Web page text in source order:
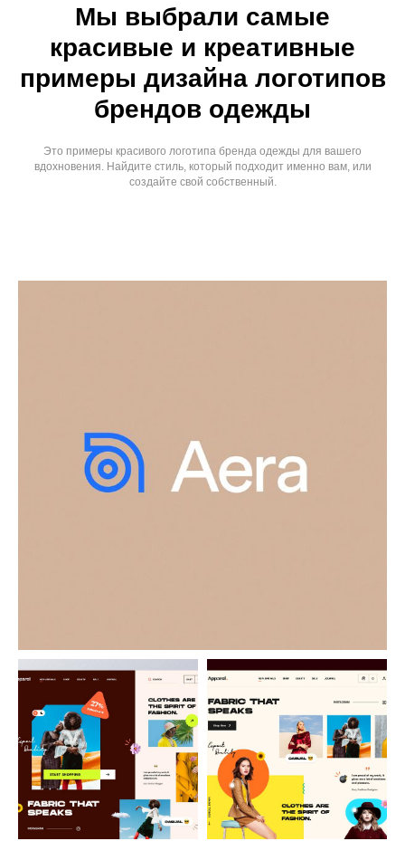
Мы выбрали самые
красивые и креативные
примеры дизайна логотипов
брендов одежды
Это примеры красивого логотипа бренда одежды для вашего
вдохновения. Найдите стиль, который подходит именно вам, или
создайте свой собственный.